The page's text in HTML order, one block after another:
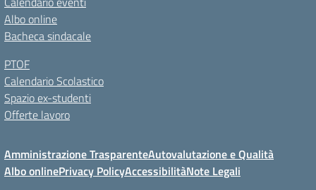
Albo online
Bacheca sindacale
PTOF
Calendario Scolastico
Spazio ex-studenti
Offerte lavoro
Amministrazione TrasparenteAutovalutazione e Qualità
Albo onlinePrivacy PolicyAccessibilitàNote Legali